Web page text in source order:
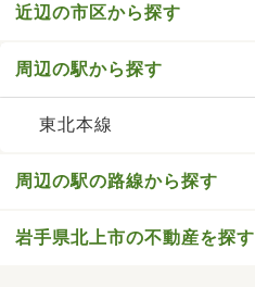
近辺の市区から探す
周辺の駅から探す
東北本線
周辺の駅の路線から探す
岩手県北上市の不動産を探す